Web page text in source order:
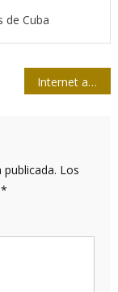
de Cuba
Internet a punto de convertirse en el medio de comunicación preferido
Los
*